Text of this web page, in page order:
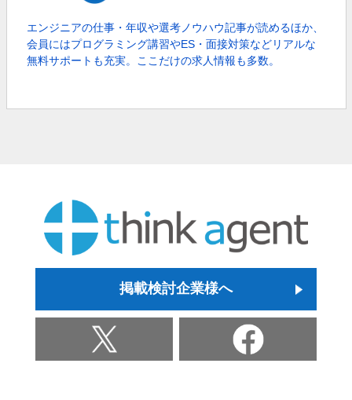
エンジニアの仕事・年収や選考ノウハウ記事が読めるほか、
会員にはプログラミング講習やES・面接対策などリアルな
無料サポートも充実。
ここだけの求人情報も多数。
掲載検討企業様へ